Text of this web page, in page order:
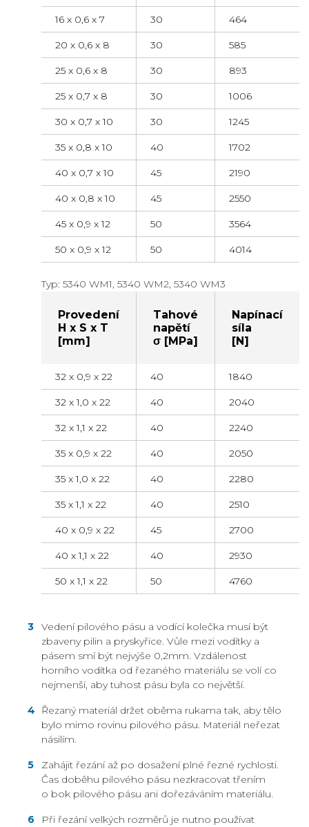
16 x 0,6 x 7 30 464
20 x 0,6 x 8 30 585
25 x 0,6 x 8 30 893
25 x 0,7 x 8 30 1006
30 x 0,7 x 10 30 1245
35 x 0,8 x 10 40 1702
40 x 0,7 x 10 45 2190
40 x 0,8 x 10 45 2550
45 x 0,9 x 12 50 3564
50 x 0,9 x 12 50 4014
Typ: 5340 WM1, 5340 WM2, 5340 WM3
Provedení
H x S x T
[mm]
Tahové
napětí
σ [MPa]
Napínací
síla
[N]
32 x 0,9 x 22 40 1840
32 x 1,0 x 22 40 2040
32 x 1,1 x 22 40 2240
35 x 0,9 x 22 40 2050
35 x 1,0 x 22 40 2280
35 x 1,1 x 22 40 2510
40 x 0,9 x 22 45 2700
40 x 1,1 x 22 40 2930
50 x 1,1 x 22 50 4760
Vedení pilového pásu a vodící kolečka musí být
zbaveny pilin a pryskyřice. Vůle mezi vodítky a
pásem smí být nejvýše 0,2mm. Vzdálenost
horního vodítka od řezaného materiálu se volí co
nejmenší, aby tuhost pásu byla co největší.
Řezaný materiál držet oběma rukama tak, aby tělo
bylo mimo rovinu pilového pásu. Materiál neřezat
násilím.
Zahájit řezání až po dosažení plné řezné rychlosti.
Čas doběhu pilového pásu nezkracovat třením
o bok pilového pásu ani dořezáváním materiálu.
Při řezání velkých rozměrů je nutno používat